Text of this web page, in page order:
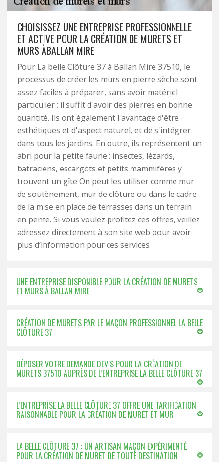
CHOISISSEZ UNE ENTREPRISE PROFESSIONNELLE
ET ACTIVE POUR LA CRÉATION DE MURETS ET
MURS ÀBALLAN MIRE
Pour La belle Clôture 37 à Ballan Mire 37510, le
processus de créer les murs en pierre sèche sont
assez faciles à préparer, sans avoir matériel
particulier : il suffit d'avoir des pierres en bonne
quantité. Ils ont également l'avantage d'être
esthétiques et d'aspect naturel, et de s'intégrer
dans tous les jardins. En outre, ils représentent un
abri pour la petite faune : insectes, lézards,
batraciens, escargots et petits mammifères y
trouvent un gîte On peut les utiliser comme mur
de soutènement, mur de clôture ou dans le cadre
de la mise en place de terrasses dans un terrain
en pente. Si vous voulez profitez ces offres, veillez
adressez directement à son site web pour avoir
plus d’information pour ces services
UNE ENTREPRISE DISPONIBLE POUR LA CRÉATION DE MURETS
ET MURS À BALLAN MIRE
CRÉATION DE MURETS PAR LE MAÇON PROFESSIONNEL LA BELLE
CLÔTURE 37
DÉPOSER VOTRE DEMANDE DEVIS POUR LA CRÉATION DE
MURETS 37510 AUPRÈS DE L’ENTREPRISE LA BELLE CLÔTURE 37
L’ENTREPRISE LA BELLE CLÔTURE 37 OFFRE UNE TARIFICATION
RAISONNABLE POUR LA CRÉATION DE MURET ET MUR
LA BELLE CLÔTURE 37 : UN ARTISAN MAÇON EXPÉRIMENTÉ
POUR LA CRÉATION DE MURET DE TOUTE DESTINATION